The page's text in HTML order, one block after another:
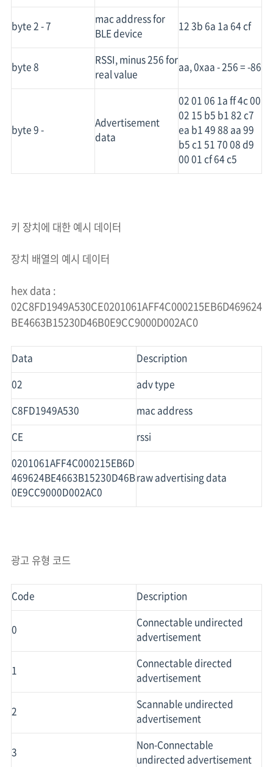
byte 2 - 7
mac address for
BLE device
12 3b 6a 1a 64 cf
byte 8
RSSI, minus 256 for
real value
aa, 0xaa - 256 = -86
byte 9 -
Advertisement
data
02 01 06 1a ff 4c 00
02 15 b5 b1 82 c7
ea b1 49 88 aa 99
b5 c1 51 70 08 d9
00 01 cf 64 c5
키 장치에 대한 예시 데이터
장치 배열의 예시 데이터
hex data :
02C8FD1949A530CE0201061AFF4C000215EB6D469624
BE4663B15230D46B0E9CC9000D002AC0
Data
Description
02
adv type
C8FD1949A530
mac address
CE
rssi
0201061AFF4C000215EB6D
469624BE4663B15230D46B
0E9CC9000D002AC0
raw advertising data
광고 유형 코드
Code Description
0
Connectable undirected
advertisement
1
Connectable directed
advertisement
2
Scannable undirected
advertisement
3
Non-Connectable
undirected advertisement